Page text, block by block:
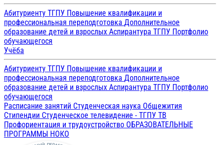
Абитуриенту ТГПУ Повышение квалификации и
профессиональная переподготовка Дополнительное
образование детей и взрослых Аспирантура ТГПУ Портфолио
обучающегося
Учёба
Абитуриенту ТГПУ Повышение квалификации и
профессиональная переподготовка Дополнительное
образование детей и взрослых Аспирантура ТГПУ Портфолио
обучающегося
Расписание занятий Студенческая наука Общежития
Стипендии Студенческое телевидение - ТГПУ ТВ
Профориентация и трудоустройство ОБРАЗОВАТЕЛЬНЫЕ
ПРОГРАММЫ НОКО